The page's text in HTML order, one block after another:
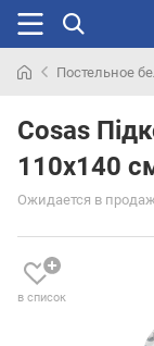
раньше
Постельное
Cosas
110x140
Ожидается в
в список